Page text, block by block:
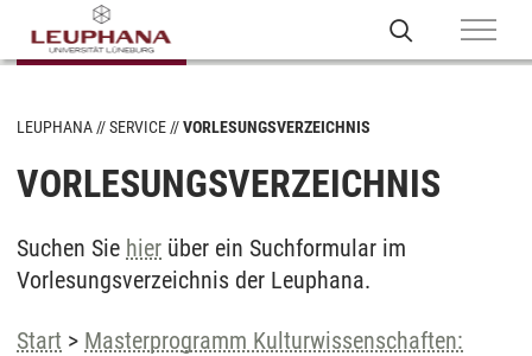
LEUPHANA SERVICE VORLESUNGSVERZEICHNIS
VORLESUNGSVERZEICHNIS
Suchen Sie hier über ein Suchformular im
Vorlesungsverzeichnis der Leuphana.
Start > Masterprogramm Kulturwissenschaften: